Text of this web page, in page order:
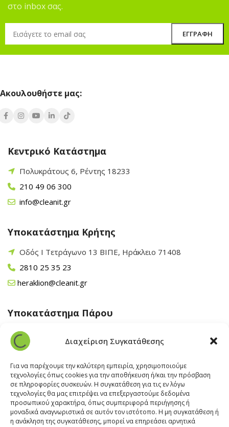
Διαχείριση Συγκατάθεσης
Για να παρέχουμε την καλύτερη εμπειρία, χρησιμοποιούμε
τεχνολογίες όπως cookies για την αποθήκευση ή/και την πρόσβαση
σε πληροφορίες συσκευών. Η συγκατάθεση για τις εν λόγω
τεχνολογίες θα μας επιτρέψει να επεξεργαστούμε δεδομένα
προσωπικού χαρακτήρα, όπως συμπεριφορά περιήγησης ή
μοναδικά αναγνωριστικά σε αυτόν τον ιστότοπο. Η μη συγκατάθεση ή
η ανάκληση της συγκατάθεσης, μπορεί να επηρεάσει αρνητικά
στο inbox σας.
Ακουλουθήστε μας:
Κεντρικό Κατάστημα
Πολυκράτους 6, Ρέντης 18233
210 49 06 300
info@cleanit.gr
Υποκατάστημα Κρήτης
Οδός Ι Τετράγωνο 13 ΒΙΠΕ, Ηράκλειο 71408
2810 25 35 23
heraklion@cleanit.gr
Υποκατάστημα Πάρου
Άγιος Βλάσης Αρχίλοχος, Πάρος 84400
22840 43 163
paros@cleanit.gr
Υποκατάστημα Σαντορίνης
Έξω Γωνία, Σαντορίνη847 00